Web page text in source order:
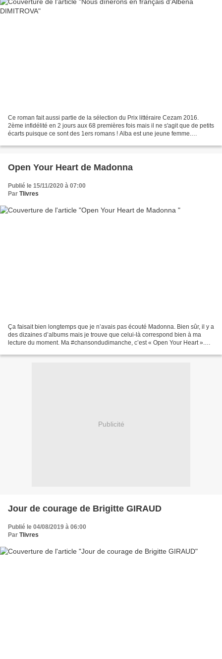
Ce roman fait aussi partie de la sélection du Prix littéraire Cezam 2016.
2ème infidélité en 2 jours aux 68 premières fois mais il ne s'agit que de petits
écarts puisque ce sont des 1ers romans ! Alba est une jeune femme.
Open Your Heart de Madonna
Publié le 15/11/2020 à 07:00
Par Tlivres
Ça faisait bien longtemps que je n’avais pas écouté Madonna. Bien sûr, il y a
des dizaines d’albums mais je trouve que celui-là correspond bien à ma
lecture du moment. Ma #chansondudimanche, c’est « Open Your Heart ».
Publicité
Jour de courage de Brigitte GIRAUD
Publié le 04/08/2019 à 06:00
Par Tlivres